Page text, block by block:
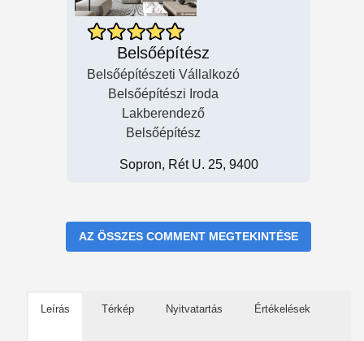
Belsőépítész
Belsőépítészeti Vállalkozó
Belsőépítészi Iroda
Lakberendező
Belsőépítész
Sopron, Rét U. 25, 9400
AZ ÖSSZES COMMENT MEGTEKINTÉSE
Leírás Térkép Nyitvatartás Értékelések